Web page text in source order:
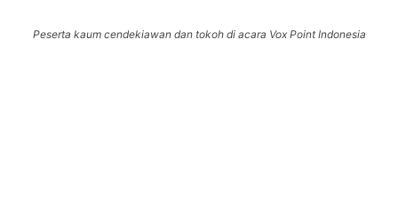
Peserta kaum cendekiawan dan tokoh di acara Vox Point Indonesia